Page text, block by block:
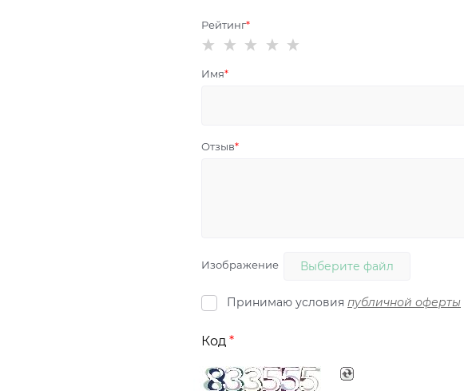
Рейтинг
Имя
Отзыв
Изображение Выберите файл
Принимаю условия публичной оферты
Код